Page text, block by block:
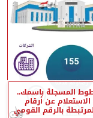
المسجلة باسمك..
عن أرقام
بالرقم القومي